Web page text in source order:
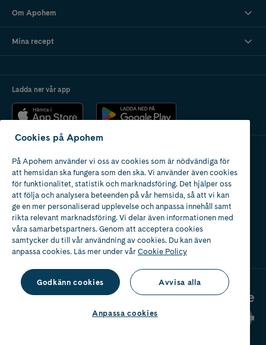
Om Apohem
Mina recept
Ladda ner vår app
Apotek med tillstånd
av Läkemedelsverket
Cookies på Apohem
På Apohem använder vi oss av cookies som är nödvändiga för
att hemsidan ska fungera som den ska. Vi använder även cookies
för funktionalitet, statistik och marknadsföring. Det hjälper oss
att följa och analysera beteenden på vår hemsida, så att vi kan
ge en mer personaliserad upplevelse och anpassa innehåll samt
rikta relevant marknadsföring. Vi delar även informationen med
våra samarbetspartners. Genom att acceptera cookies
samtycker du till vår användning av cookies. Du kan även
anpassa cookies. Läs mer under vårCookie Policy
Godkänn cookies Avvisa alla
Anpassa cookies